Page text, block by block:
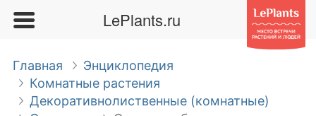
LePlants.ru
Главная
Энциклопедия
Комнатные растения
Декоративнолиственные (комнатные)